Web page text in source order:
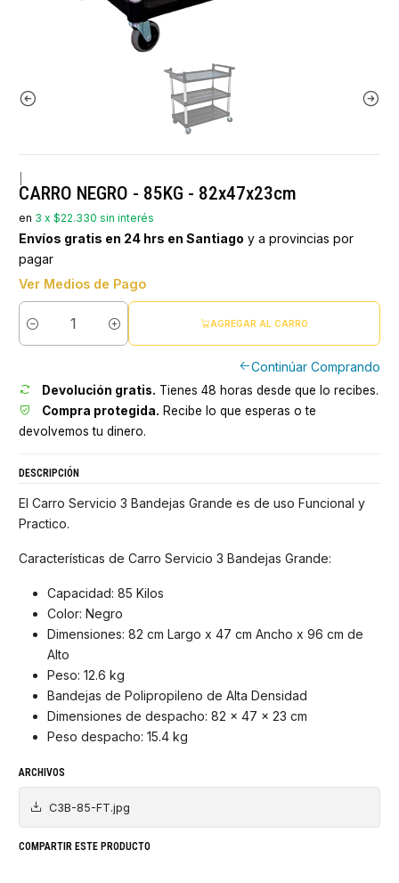
CARRO NEGRO - 85KG - 82x47x23cm
en 3 x $22.330 sin interés
Envíos gratis en 24 hrs en Santiago y a provincias por
pagar
Ver Medios de Pago
Cantidad
AGREGAR AL CARRO
Continúar Comprando
Devolución gratis. Tienes 48 horas desde que lo recibes.
Compra protegida. Recibe lo que esperas o te
devolvemos tu dinero.
DESCRIPCIÓN
El Carro Servicio 3 Bandejas Grande es de uso Funcional y
Practico.
Características de Carro Servicio 3 Bandejas Grande:
Capacidad: 85 Kilos
Color: Negro
Dimensiones: 82 cm Largo x 47 cm Ancho x 96 cm de
Alto
Peso: 12.6 kg
Bandejas de Polipropileno de Alta Densidad
Dimensiones de despacho: 82 x 47 x 23 cm
Peso despacho: 15.4 kg
ARCHIVOS
C3B-85-FT.jpg
COMPARTIR ESTE PRODUCTO